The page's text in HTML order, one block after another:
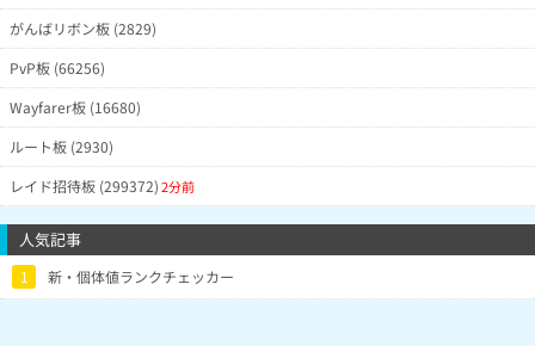
がんばリボン板 (2829)
PvP板 (66256)
Wayfarer板 (16680)
ルート板 (2930)
レイド招待板 (299372)2分前
人気記事
1 新・個体値ランクチェッカー